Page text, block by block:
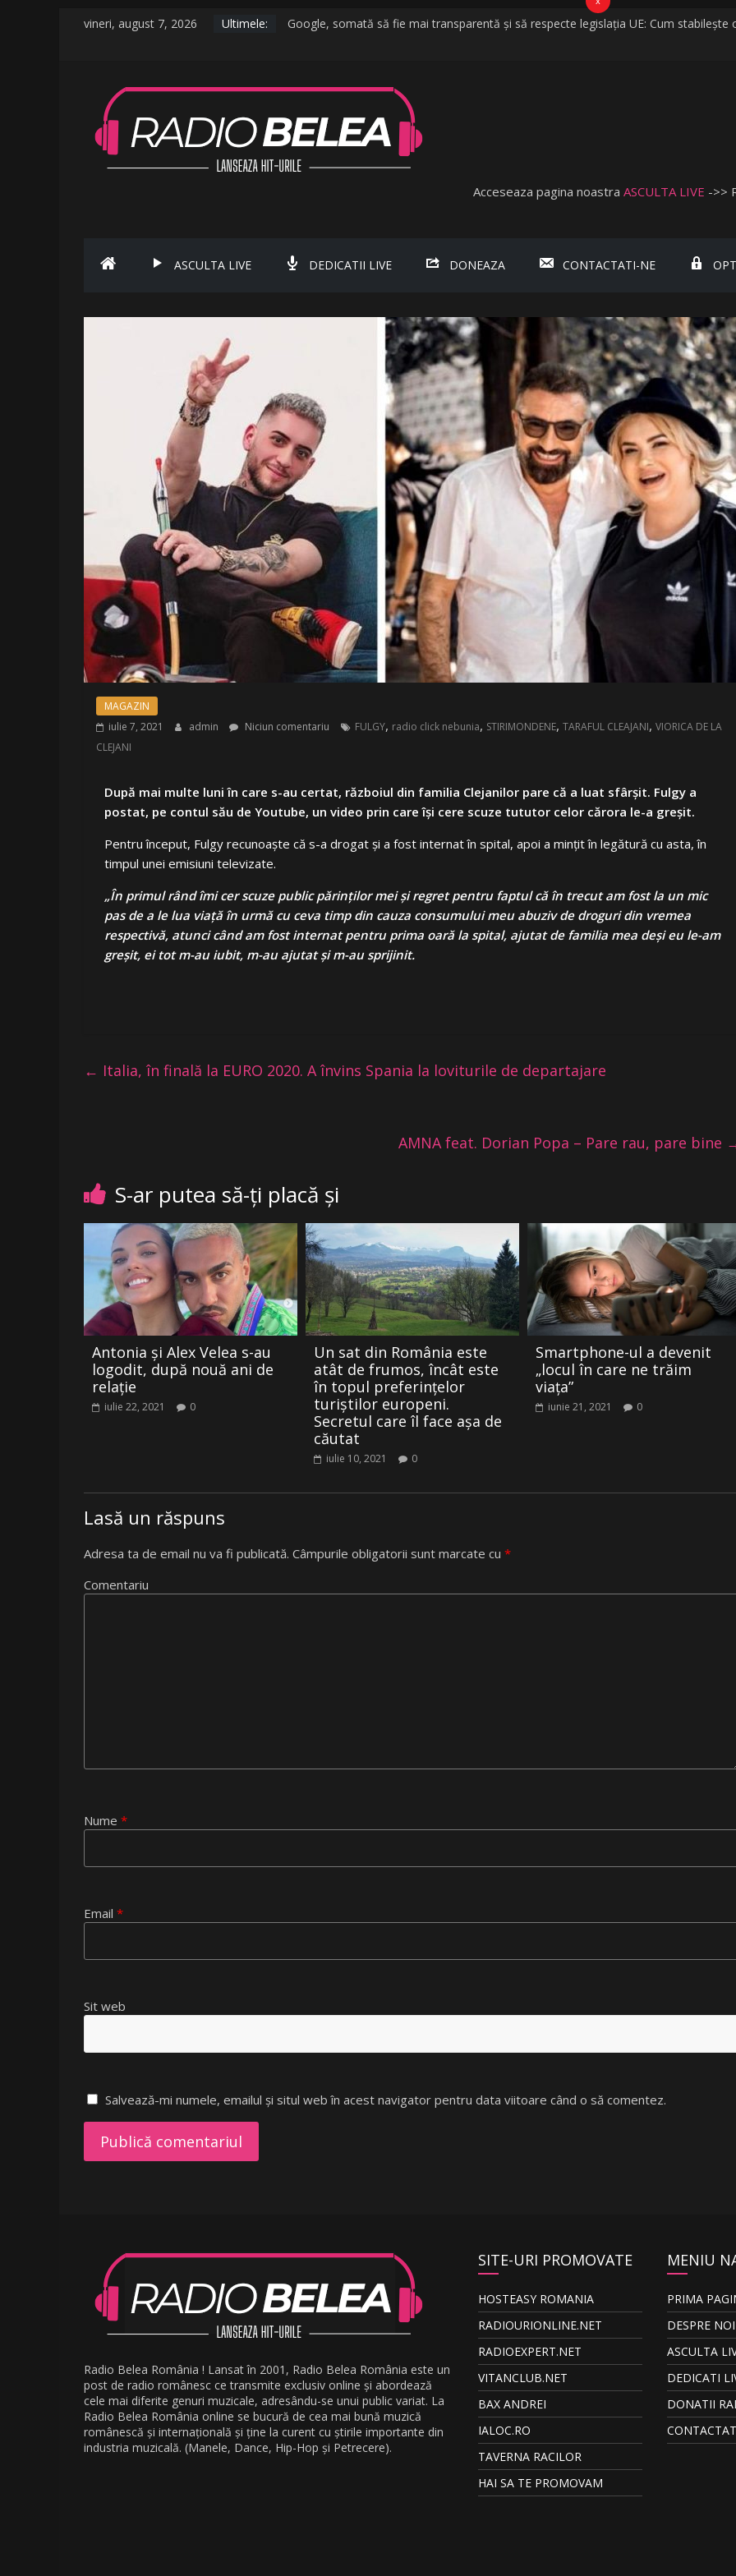
vineri, august 7, 2026 Ultimele:
Google, somată să fie mai transparentă și să respecte legislația UE: Cum stabilește
Ce a postat Lambada, fosta soție a lui Tzancă Uraganu, la scurt timp după ce
Acceseaza pagina noastra ASCULTA LIVE ->>
ASCULTA LIVE DEDICATII LIVE DONEAZA CONTACTATI-NE
MAGAZIN
iulie 7, 2021
admin Niciun comentariu FULGY, radio click nebunia, STIRIMONDENE, TARAFUL CLEAJANI, VIORICA DE LA
CLEJANI
După mai multe luni în care s-au certat, războiul din familia Clejanilor pare că a luat sfârșit. Fulgy a
postat, pe contul său de Youtube, un video prin care își cere scuze tututor celor cărora le-a greșit.
Pentru început, Fulgy recunoaște că s-a drogat și a fost internat în spital, apoi a mințit în legătură cu asta, în
timpul unei emisiuni televizate.
„În primul rând îmi cer scuze public părinților mei și regret pentru faptul că în trecut am fost la un mic
pas de a le lua viață în urmă cu ceva timp din cauza consumului meu abuziv de droguri din vremea
respectivă, atunci când am fost internat pentru prima oară la spital, ajutat de familia mea deși eu le-am
greșit, ei tot m-au iubit, m-au ajutat și m-au sprijinit.
← Italia, în finală la EURO 2020. A învins Spania la loviturile de departajare
AMNA feat. Dorian Popa – Pare rau, pare bine
S-ar putea să-ți placă și
Antonia și Alex Velea s-au
logodit, după nouă ani de
relație
iulie 22, 2021 0
Un sat din România este
atât de frumos, încât este
în topul preferințelor
turiștilor europeni.
Secretul care îl face așa de
căutat
iulie 10, 2021 0
Smartphone-ul a devenit
„locul în care ne trăim
viața”
iunie 21, 2021 0
Lasă un răspuns
Adresa ta de email nu va fi publicată. Câmpurile obligatorii sunt marcate cu *
Comentariu
Nume *
Email *
Sit web
Salvează-mi numele, emailul și situl web în acest navigator pentru data viitoare când o să comentez.
Radio Belea România ! Lansat în 2001, Radio Belea România este un
post de radio românesc ce transmite exclusiv online și abordează
cele mai diferite genuri muzicale, adresându-se unui public variat. La
Radio Belea România online se bucură de cea mai bună muzică
românescă și internațională și ține la curent cu știrile importante din
industria muzicală. (Manele, Dance, Hip-Hop și Petrecere).
SITE-URI PROMOVATE
HOSTEASY ROMANIA
RADIOURIONLINE.NET
RADIOEXPERT.NET
VITANCLUB.NET
BAX ANDREI
IALOC.RO
TAVERNA RACILOR
HAI SA TE PROMOVAM
MENIU
PRIMA
DESPRE NOI
ASCULTA
DEDICATI
DONATII